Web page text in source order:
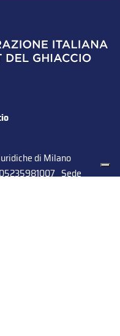
di Milano
05235981007 Sede